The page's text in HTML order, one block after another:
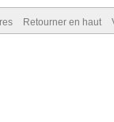
Retourner en haut